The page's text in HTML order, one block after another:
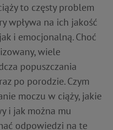
to częsty problem
wpływa na ich jakość
i emocjonalną. Choć
wiele
popuszczania
po porodzie. Czym
moczu w ciąży, jakie
i jak można mu
odpowiedzi na te